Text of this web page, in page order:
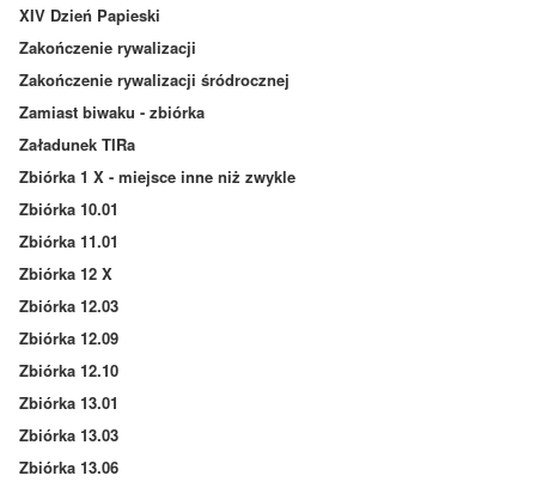
XIV Dzień Papieski
Zakończenie rywalizacji
Zakończenie rywalizacji śródrocznej
Zamiast biwaku - zbiórka
Załadunek TIRa
Zbiórka 1 X - miejsce inne niż zwykle
Zbiórka 10.01
Zbiórka 11.01
Zbiórka 12 X
Zbiórka 12.03
Zbiórka 12.09
Zbiórka 12.10
Zbiórka 13.01
Zbiórka 13.03
Zbiórka 13.06